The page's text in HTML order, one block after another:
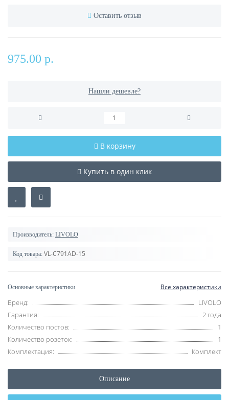
Оставить отзыв
975.00 р.
Нашли дешевле?
В корзину
Купить в один клик
Производитель: LIVOLO
Код товара: VL-C791AD-15
Основные характеристики Все характеристики
Бренд:
LIVOLO
Гарантия:
2 года
Количество постов:
1
Количество розеток:
1
Комплектация:
Комплект
Описание